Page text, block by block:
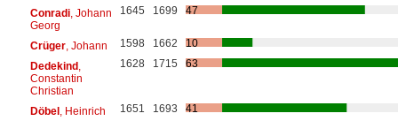
Conradi, Johann
Georg
1645 1699 47
Crüger, Johann 1598 1662
10
Dedekind,
Constantin
Christian
1628 1715 63
Döbel, Heinrich 1651 1693
41